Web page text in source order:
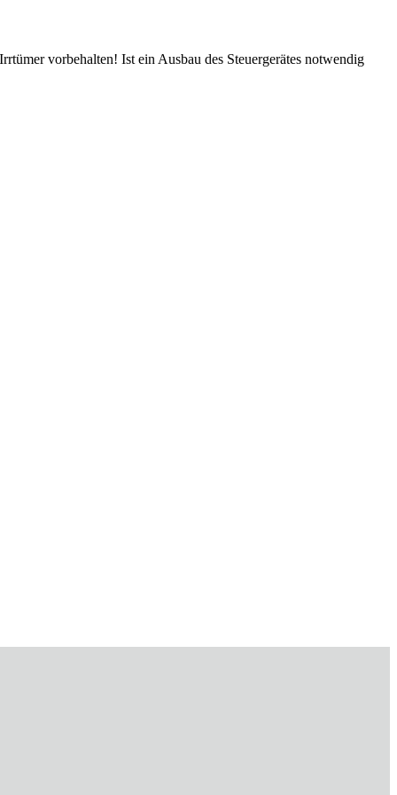
vorbehalten! Ist ein Ausbau des Steuergerätes notwendig